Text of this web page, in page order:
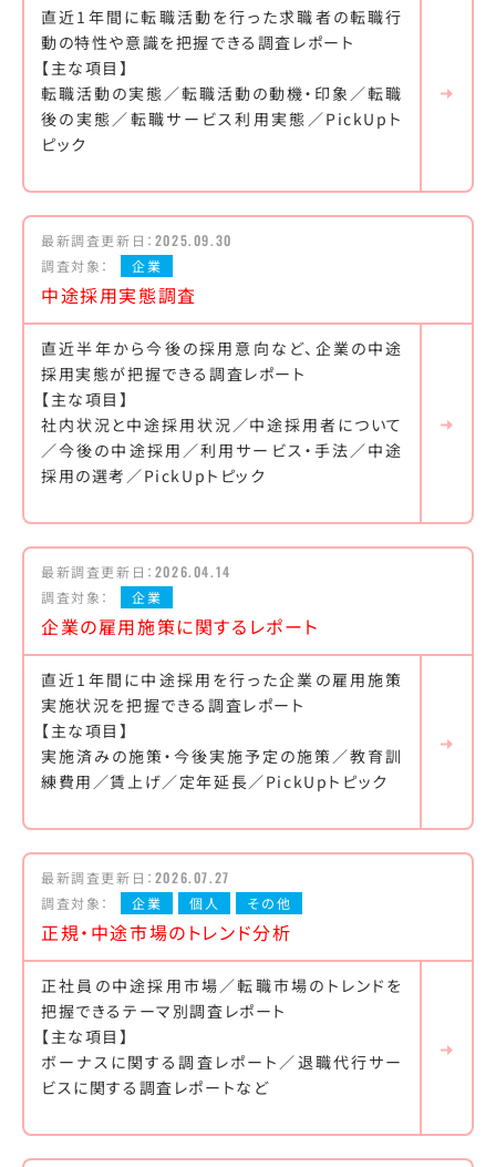
直近1年間に転職活動を行った求職者の転職行
動の特性や意識を把握できる調査レポート
【主な項目】
転職活動の実態／転職活動の動機・印象／転職
後の実態／転職サービス利用実態／PickUpト
ピック
最新調査更新日： 2025.09.30
調査対象：
企業
中途採用実態調査
直近半年から今後の採用意向など、企業の中途
採用実態が把握できる調査レポート
【主な項目】
社内状況と中途採用状況／中途採用者について
／今後の中途採用／利用サービス・手法／中途
採用の選考／PickUpトピック
最新調査更新日： 2026.04.14
調査対象：
企業
企業の雇用施策に関するレポート
直近1年間に中途採用を行った企業の雇用施策
実施状況を把握できる調査レポート
【主な項目】
実施済みの施策・今後実施予定の施策／教育訓
練費用／賃上げ／定年延長／PickUpトピック
最新調査更新日： 2026.07.27
調査対象：
企業 個人 その他
正規・中途市場のトレンド分析
正社員の中途採用市場／転職市場のトレンドを
把握できるテーマ別調査レポート
【主な項目】
ボーナスに関する調査レポート／退職代行サー
ビスに関する調査レポートなど